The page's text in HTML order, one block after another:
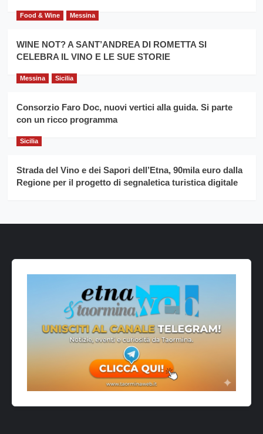
Food & Wine Messina
WINE NOT? A SANT’ANDREA DI ROMETTA SI
CELEBRA IL VINO E LE SUE STORIE
Messina Sicilia
Consorzio Faro Doc, nuovi vertici alla guida. Si parte
con un ricco programma
Sicilia
Strada del Vino e dei Sapori dell’Etna, 90mila euro dalla
Regione per il progetto di segnaletica turistica digitale